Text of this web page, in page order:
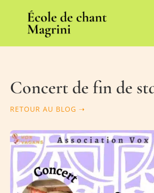
Concert de fin de
RETOUR AU BLOG ➝